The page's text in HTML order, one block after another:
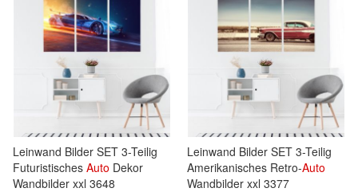
Leinwand Bilder SET 3-Teilig
Futuristisches Auto Dekor
Wandbilder xxl 3648
Leinwand Bilder SET 3-Teilig
Amerikanisches Retro-Auto
Wandbilder xxl 3377